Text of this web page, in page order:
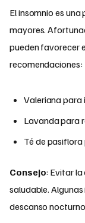
El insomnio es
mayores.
pueden favorecer
recomendaciones:
Valeriana para
Lavanda para
Té de
Consejo: Evitar
saludable.
descanso